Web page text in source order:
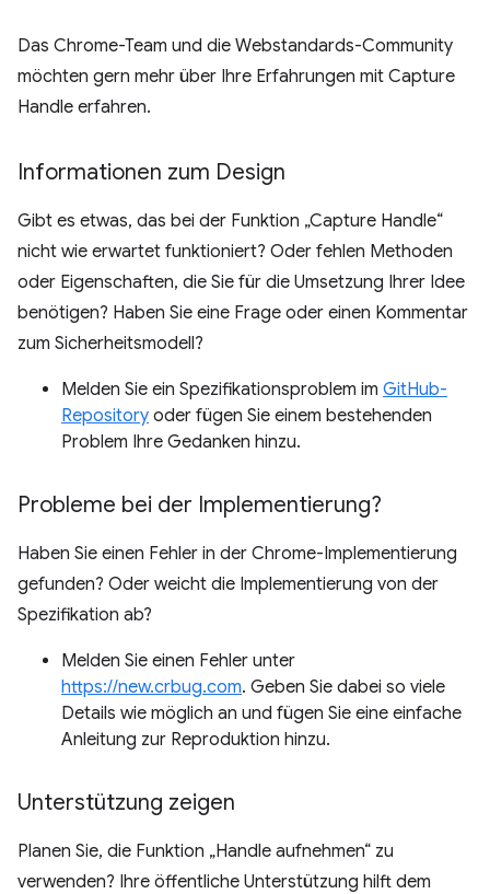
Das Chrome-Team und die Webstandards-Community
möchten gern mehr über Ihre Erfahrungen mit Capture
Handle erfahren.
Informationen zum Design
Gibt es etwas, das bei der Funktion „Capture Handle“
nicht wie erwartet funktioniert? Oder fehlen Methoden
oder Eigenschaften, die Sie für die Umsetzung Ihrer Idee
benötigen? Haben Sie eine Frage oder einen Kommentar
zum Sicherheitsmodell?
Melden Sie ein Spezifikationsproblem im GitHub-
Repository oder fügen Sie einem bestehenden
Problem Ihre Gedanken hinzu.
Probleme bei der Implementierung?
Haben Sie einen Fehler in der Chrome-Implementierung
gefunden? Oder weicht die Implementierung von der
Spezifikation ab?
Melden Sie einen Fehler unter
https://new.crbug.com. Geben Sie dabei so viele
Details wie möglich an und fügen Sie eine einfache
Anleitung zur Reproduktion hinzu.
Unterstützung zeigen
Planen Sie, die Funktion „Handle aufnehmen“ zu
verwenden? Ihre öffentliche Unterstützung hilft dem